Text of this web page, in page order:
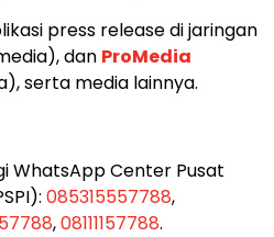
press release di jaringan
dan ProMedia
serta media lainnya.
WhatsApp Center Pusat
085315557788,
,08111157788.